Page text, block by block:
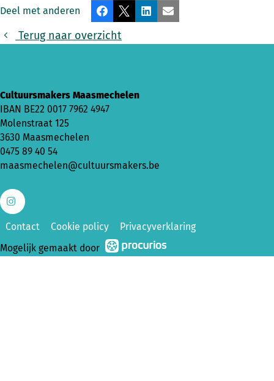
Deel met anderen Facebook
X LinkedInE-mail
Terug naar overzicht
Cultuursmakers Maasmechelen
IBAN BE22 0017 7962 4947
Molenstraat 125
3630 Maasmechelen
0475 89 40 54
maasmechelen@cultuursmakers.be
Ga
Instagram
Contact Cookie policy
Privacyverklaring
Mogelijk gemaakt door